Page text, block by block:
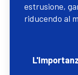
estrusione,
riducendo al